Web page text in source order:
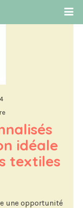
idéale
textiles
une opportunité